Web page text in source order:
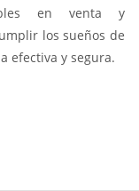
en venta y
los sueños de
efectiva y segura.